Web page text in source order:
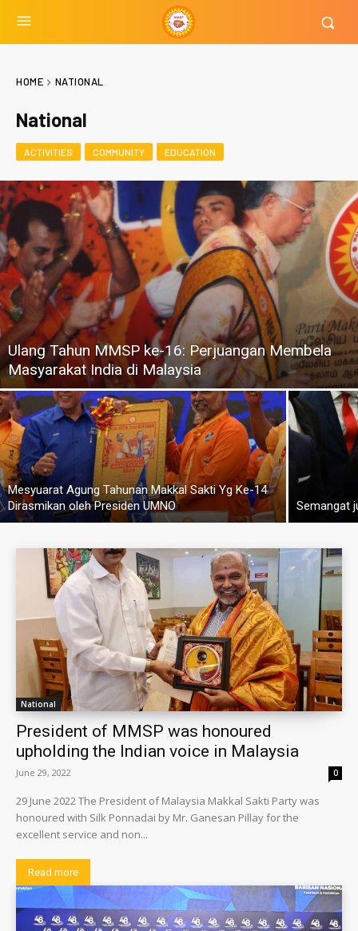
HOME NATIONAL
National
ACTIVITIES COMMUNITY EDUCATION
Ulang Tahun MMSP ke-16: Perjuangan Membela
Masyarakat India di Malaysia
Mesyuarat Agung Tahunan Makkal Sakti Yg Ke-14
Dirasmikan oleh Presiden UMNO
Semangat
National
President of MMSP was honoured
upholding the Indian voice in Malaysia
June 29, 2022 0
29 June 2022 The President of Malaysia Makkal Sakti Party was
honoured with Silk Ponnadai by Mr. Ganesan Pillay for the
excellent service and non...
Read more